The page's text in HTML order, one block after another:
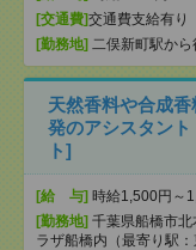
[交通費]交通費支給有り
[勤務地] 二俣新町駅か
天然香料や合成
発のアシスタン
ト]
[給 与] 時給1,500円～
[勤務地] 千葉県船橋市
ラザ船橋内（最寄り駅